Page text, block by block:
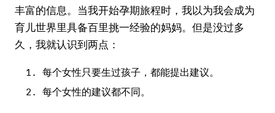
丰富的信息。当我开始孕期旅程时，我以为我会成为
育儿世界里具备百里挑一经验的妈妈。但是没过多
久，我就认识到两点：
每个女性只要生过孩子，都能提出建议。
每个女性的建议都不同。